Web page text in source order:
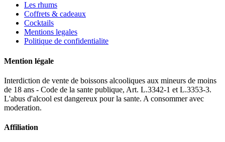
Les rhums
Coffrets & cadeaux
Cocktails
Mentions legales
Politique de confidentialite
Mention légale
Interdiction de vente de boissons alcooliques aux mineurs de moins
de 18 ans - Code de la sante publique, Art. L.3342-1 et L.3353-3.
L'abus d'alcool est dangereux pour la sante. A consommer avec
moderation.
Affiliation